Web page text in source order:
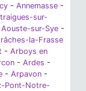
- Annemasse -
sur-
Aouste-sur-Sye -
la-Frasse
- Arboys en
- Ardes -
- Arpavon -
Pont-Notre-